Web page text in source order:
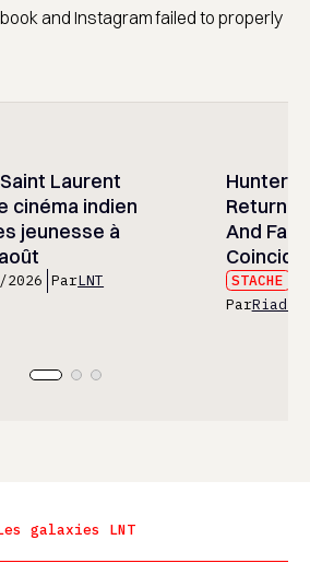
and Instagram failed to properly
Laurent
cinéma indien
jeunesse à
ParLNT
Hunter
And
STACHE
ParRiad
galaxies LNT